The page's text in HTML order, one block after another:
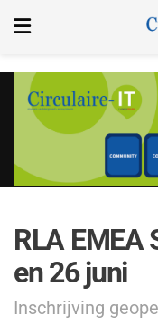
RLA EMEA
en 26 juni
Inschrijving